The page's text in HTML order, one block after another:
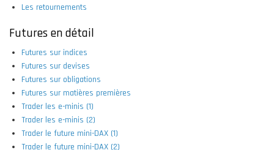
Les retournements
Futures en détail
Futures sur indices
Futures sur devises
Futures sur obligations
Futures sur matières premières
Trader les e-minis (1)
Trader les e-minis (2)
Trader le future mini-DAX (1)
Trader le future mini-DAX (2)